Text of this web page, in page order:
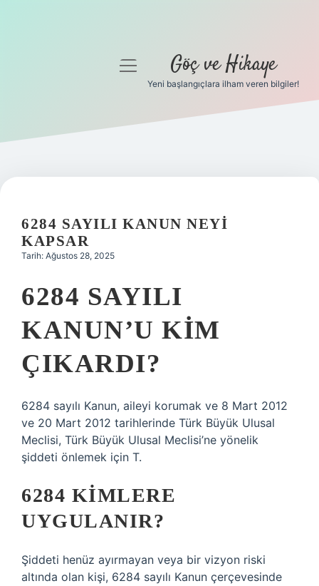
Gizlilik Politikası
Yasal Uyarı
menüyü
Göç ve Hikaye
Yeni başlangıçlara ilham veren bilgiler!
6284 SAYILI KANUN NEYI
KAPSAR
Tarih: Ağustos 28, 2025
6284 SAYILI
KANUN’U KIM
ÇIKARDI?
6284 sayılı Kanun, aileyi korumak ve 8 Mart 2012
ve 20 Mart 2012 tarihlerinde Türk Büyük Ulusal
Meclisi, Türk Büyük Ulusal Meclisi’ne yönelik
şiddeti önlemek için T.
6284 KIMLERE
UYGULANIR?
Şiddeti henüz ayırmayan veya bir vizyon riski
altında olan kişi, 6284 sayılı Kanun çerçevesinde